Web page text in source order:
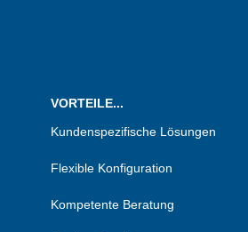
VORTEILE...
Kundenspezifische Lösungen
Flexible Konfiguration
Kompetente Beratung